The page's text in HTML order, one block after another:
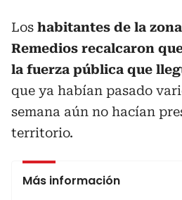
Los habitantes de la
Remedios recalcaron
la fuerza pública que
que ya habían pasado
semana aún no hacían
territorio.
Más información